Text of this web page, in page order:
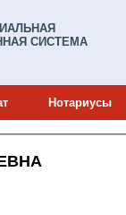
СИСТЕМА
Нотариусы